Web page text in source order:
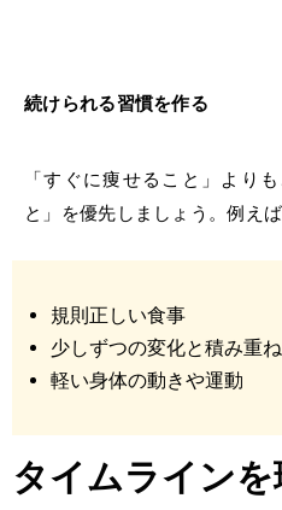
続けられる習慣を作る
「すぐに痩せること」より
と」を優先しましょう。例え
規則正しい食事
少しずつの変化と積み重ね
軽い身体の動きや運動
タイムライン